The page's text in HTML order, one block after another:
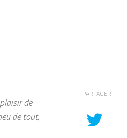
de
de tout,
PARTAGER